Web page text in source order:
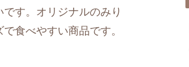
す。オリジナルのみり
食べやすい商品です。